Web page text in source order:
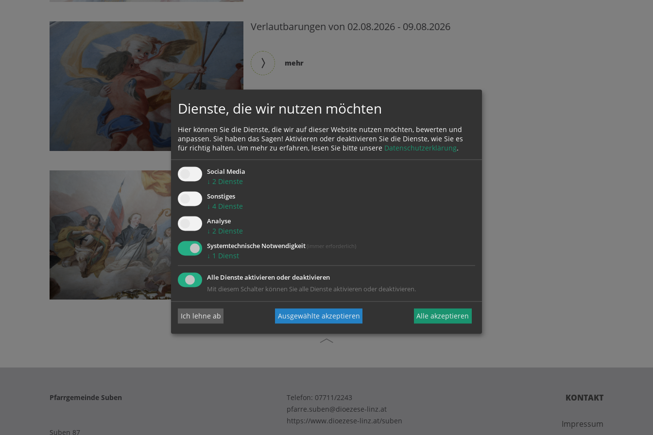
Verlautbarungen von 02.08.2026 - 09.08.2026
mehr
KONTAKT
Impressum
Pfarrgemeinde Suben
Suben 87
Telefon: 07711/2243
pfarre.suben@dioezese-linz.at
https://www.dioezese-linz.at/suben
Dienste, die wir nutzen möchten
Hier können Sie die Dienste, die wir auf dieser Website nutzen möchten, bewerten und
anpassen. Sie haben das Sagen! Aktivieren oder deaktivieren Sie die Dienste, wie Sie es
für richtig halten. Um mehr zu erfahren, lesen Sie bitte unsere Datenschutzerklärung.
Social Media
↓ 2 Dienste
Sonstiges
↓ 4 Dienste
Analyse
↓ 2 Dienste
Systemtechnische Notwendigkeit (immer erforderlich)
↓ 1 Dienst
Alle Dienste aktivieren oder deaktivieren
Mit diesem Schalter können Sie alle Dienste aktivieren oder deaktivieren.
Ich lehne ab Ausgewählte akzeptieren Alle akzeptieren